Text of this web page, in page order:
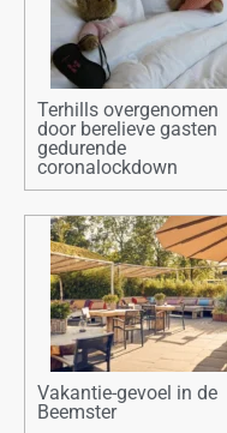
Terhills overgenomen
door berelieve gasten
gedurende
coronalockdown
Vakantie-gevoel in de
Beemster